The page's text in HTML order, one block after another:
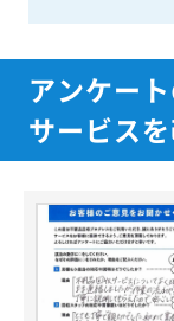
アンケー
サービス